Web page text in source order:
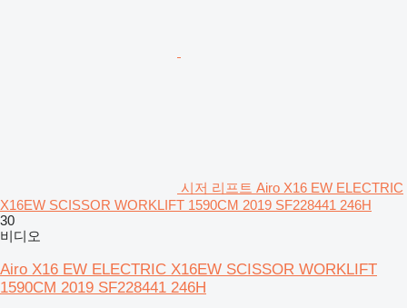
시저 리프트 Airo X16 EW ELECTRIC
X16EW SCISSOR WORKLIFT 1590CM 2019 SF228441 246H
30
비디오
Airo X16 EW ELECTRIC X16EW SCISSOR WORKLIFT
1590CM 2019 SF228441 246H